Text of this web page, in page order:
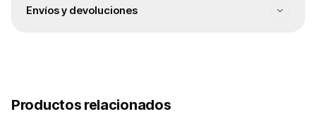
Envíos y devoluciones
Despacho rápido en 24/48 h hábiles para productos en
Productos relacionados